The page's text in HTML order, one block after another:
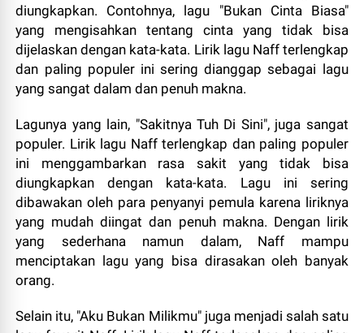
diungkapkan. Contohnya, lagu "Bukan Cinta Biasa"
yang mengisahkan tentang cinta yang tidak bisa
dijelaskan dengan kata-kata. Lirik lagu Naff terlengkap
dan paling populer ini sering dianggap sebagai lagu
yang sangat dalam dan penuh makna.
Lagunya yang lain, "Sakitnya Tuh Di Sini", juga sangat
populer. Lirik lagu Naff terlengkap dan paling populer
ini menggambarkan rasa sakit yang tidak bisa
diungkapkan dengan kata-kata. Lagu ini sering
dibawakan oleh para penyanyi pemula karena liriknya
yang mudah diingat dan penuh makna. Dengan lirik
yang sederhana namun dalam, Naff mampu
menciptakan lagu yang bisa dirasakan oleh banyak
orang.
Selain itu, "Aku Bukan Milikmu" juga menjadi salah satu